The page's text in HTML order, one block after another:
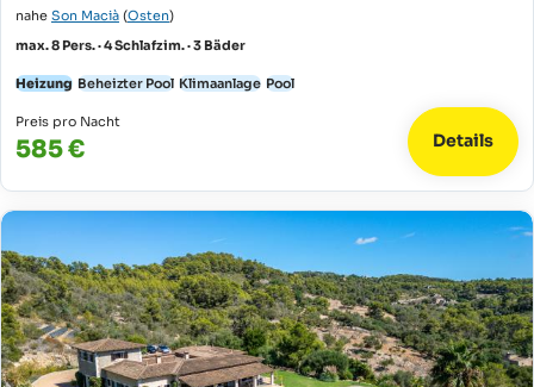
nahe Son Macià (Osten)
max. 8 Pers. · 4 Schlafzim. · 3 Bäder
Heizung Beheizter Pool Klimaanlage Pool
Preis pro Nacht
585 € Details